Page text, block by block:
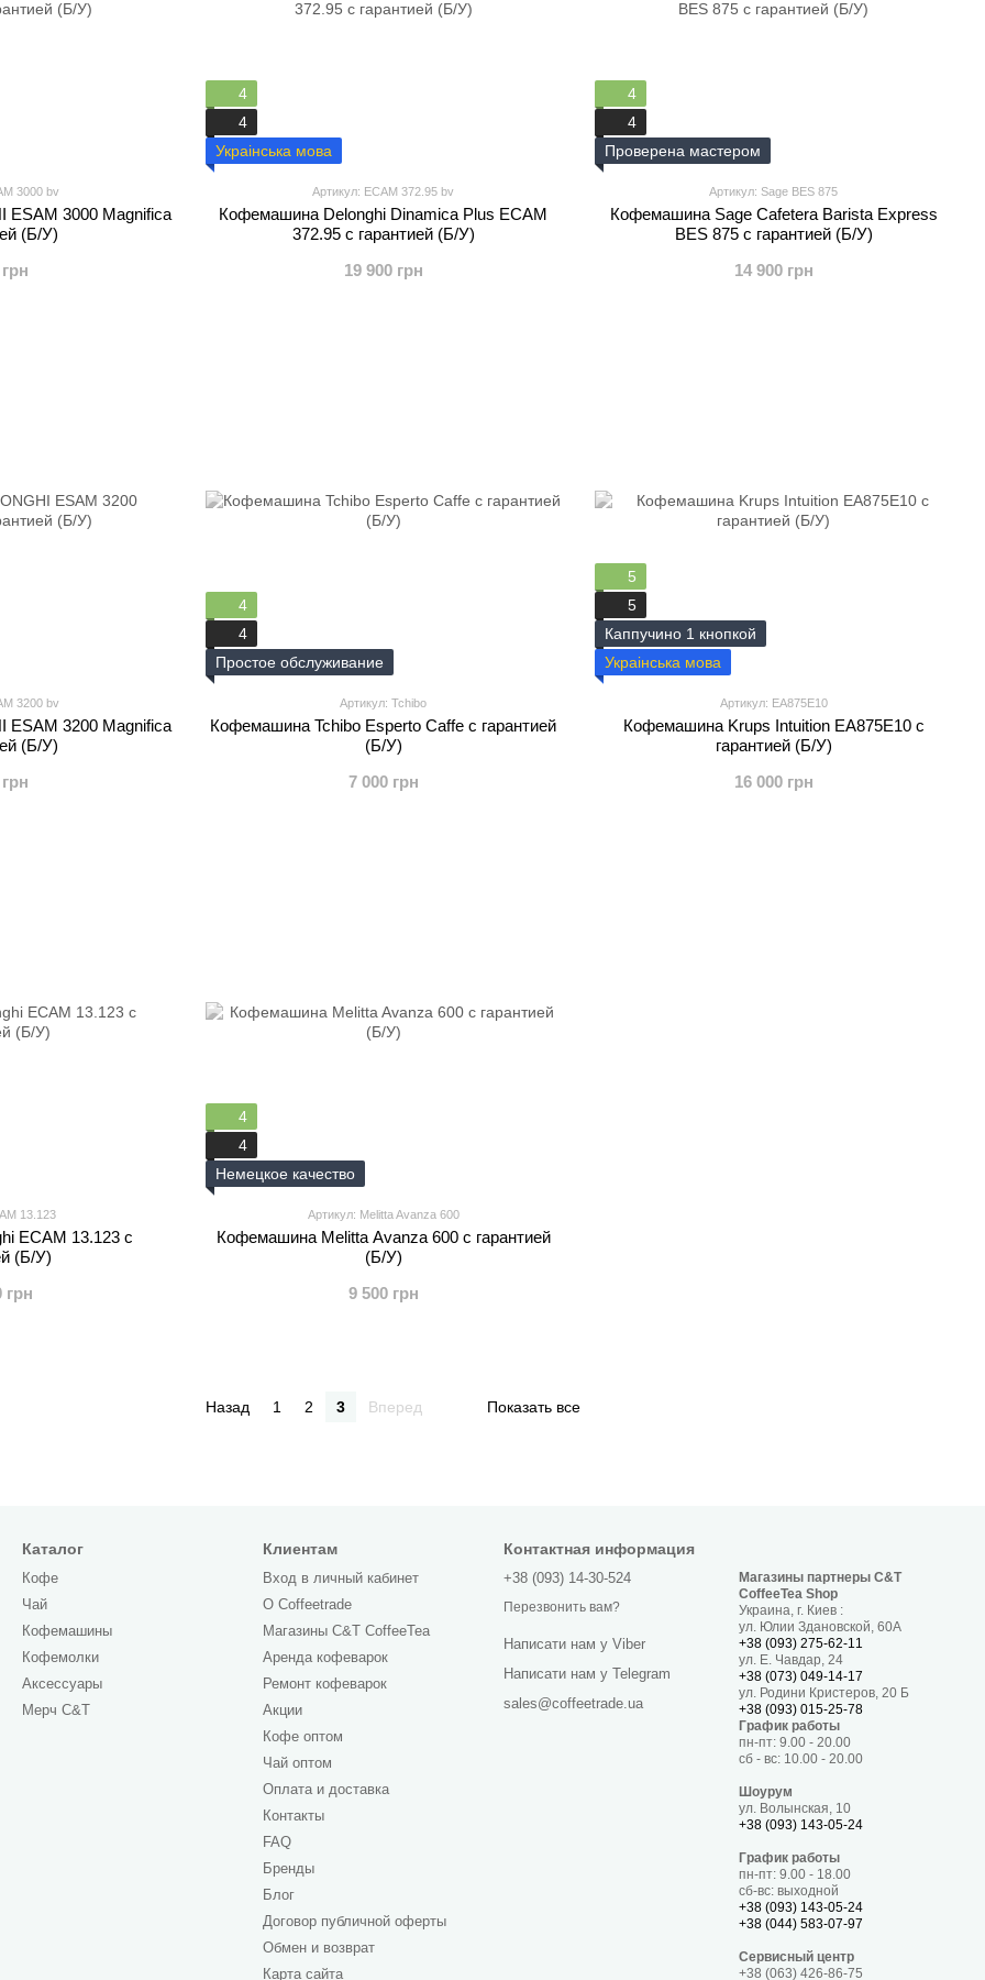
3000 bv
3000 Magnifica
(Б/У)
4
4
Украінська мова
Артикул: ECAM 372.95 bv
Кофемашина Delonghi Dinamica Plus ECAM
372.95 с гарантией (Б/У)
19 900 грн
4
4
Проверена мастером
Артикул: Sage BES 875
Кофемашина Sage Cafetera Barista Express
BES 875 с гарантией (Б/У)
14 900 грн
3200 bv
3200 Magnifica
(Б/У)
4
4
Простое обслуживание
Артикул: Tchibo
Кофемашина Tchibo Esperto Caffe с гарантией
(Б/У)
7 000 грн
5
5
Каппучино 1 кнопкой
Украінська мова
Артикул: EA875E10
Кофемашина Krups Intuition EA875E10 с
гарантией (Б/У)
16 000 грн
13.123
ECAM 13.123 с
(Б/У)
грн
4
4
Немецкое качество
Артикул: Melitta Avanza 600
Кофемашина Melitta Avanza 600 с гарантией
(Б/У)
9 500 грн
Назад 1 2 3 Вперед Показать все
Каталог
Кофе
Чай
Кофемашины
Кофемолки
Аксессуары
Мерч C&T
Клиентам
Вход в личный кабинет
О Сoffeetrade
Магазины C&T CoffeeTea
Аренда кофеварок
Ремонт кофеварок
Акции
Кофе оптом
Чай оптом
Оплата и доставка
Контакты
FAQ
Бренды
Блог
Договор публичной оферты
Обмен и возврат
Карта сайта
Контактная информация
+38 (093) 14-30-524
Перезвонить вам?
Написати нам у Viber
Написати нам у Telegram
sales@coffeetrade.ua
Магазины партнеры C&T
CoffeeTea Shop
Украина, г. Киев :
ул. Юлии Здановской, 60А
+38 (093) 275-62-11
ул. Е. Чавдар, 24
+38 (073) 049-14-17
ул. Родини Кристеров, 20 Б
+38 (093) 015-25-78
График работы
пн-пт: 9.00 - 20.00
сб - вс: 10.00 - 20.00
Шоурум
ул. Волынская, 10
+38 (093) 143-05-24
График работы
пн-пт: 9.00 - 18.00
сб-вс: выходной
+38 (093) 143-05-24
+38 (044) 583-07-97
Сервисный центр
+38 (063) 426-86-75